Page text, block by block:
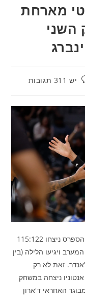
מארחת
השני
יש 311 תגובות
סן אנטוניו יכולה להיות מרוצה, מאוד מרוצה. הספרס ניצחו 115:122
ויגיעו הלילה (בין
זאת לא רק
ניצחה במשחק
האחראי ד'ארון